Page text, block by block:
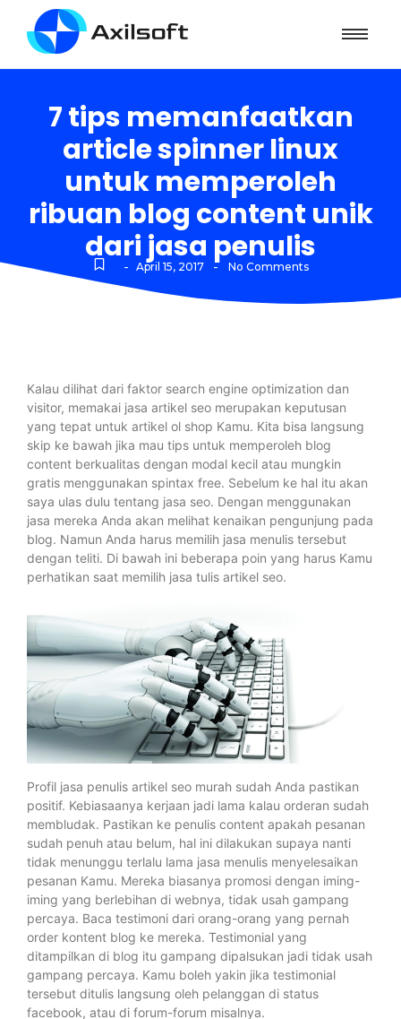
7 tips memanfaatkan
article spinner linux
untuk memperoleh
ribuan blog content unik
dari jasa penulis
- April 15, 2017 - No Comments
Kalau dilihat dari faktor search engine optimization dan
visitor, memakai jasa artikel seo merupakan keputusan
yang tepat untuk artikel ol shop Kamu. Kita bisa langsung
skip ke bawah jika mau tips untuk memperoleh blog
content berkualitas dengan modal kecil atau mungkin
gratis menggunakan spintax free. Sebelum ke hal itu akan
saya ulas dulu tentang jasa seo. Dengan menggunakan
jasa mereka Anda akan melihat kenaikan pengunjung pada
blog. Namun Anda harus memilih jasa menulis tersebut
dengan teliti. Di bawah ini beberapa poin yang harus Kamu
perhatikan saat memilih jasa tulis artikel seo.
Profil jasa penulis artikel seo murah sudah Anda pastikan
positif. Kebiasaanya kerjaan jadi lama kalau orderan sudah
membludak. Pastikan ke penulis content apakah pesanan
sudah penuh atau belum, hal ini dilakukan supaya nanti
tidak menunggu terlalu lama jasa menulis menyelesaikan
pesanan Kamu. Mereka biasanya promosi dengan iming-
iming yang berlebihan di webnya, tidak usah gampang
percaya. Baca testimoni dari orang-orang yang pernah
order kontent blog ke mereka. Testimonial yang
ditampilkan di blog itu gampang dipalsukan jadi tidak usah
gampang percaya. Kamu boleh yakin jika testimonial
tersebut ditulis langsung oleh pelanggan di status
facebook, atau di forum-forum misalnya.